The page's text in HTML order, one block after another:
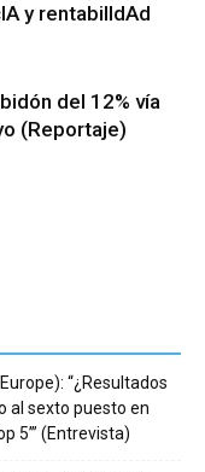
y rentabilIdAd
del 12% vía
(Reportaje)
“¿Resultados
al sexto puesto en
5’” (Entrevista)